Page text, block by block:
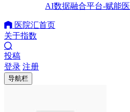
AI数据融合平台-赋能
医院汇首页
关于指数
投稿
登录 注册
导航栏